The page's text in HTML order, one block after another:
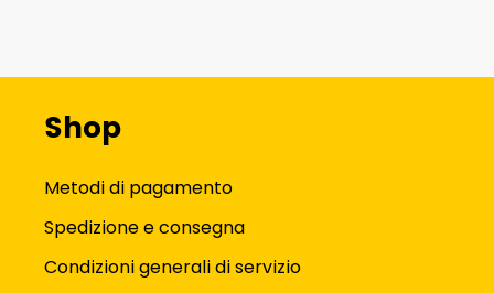
Shop
Metodi di pagamento
Spedizione e consegna
Condizioni generali di servizio